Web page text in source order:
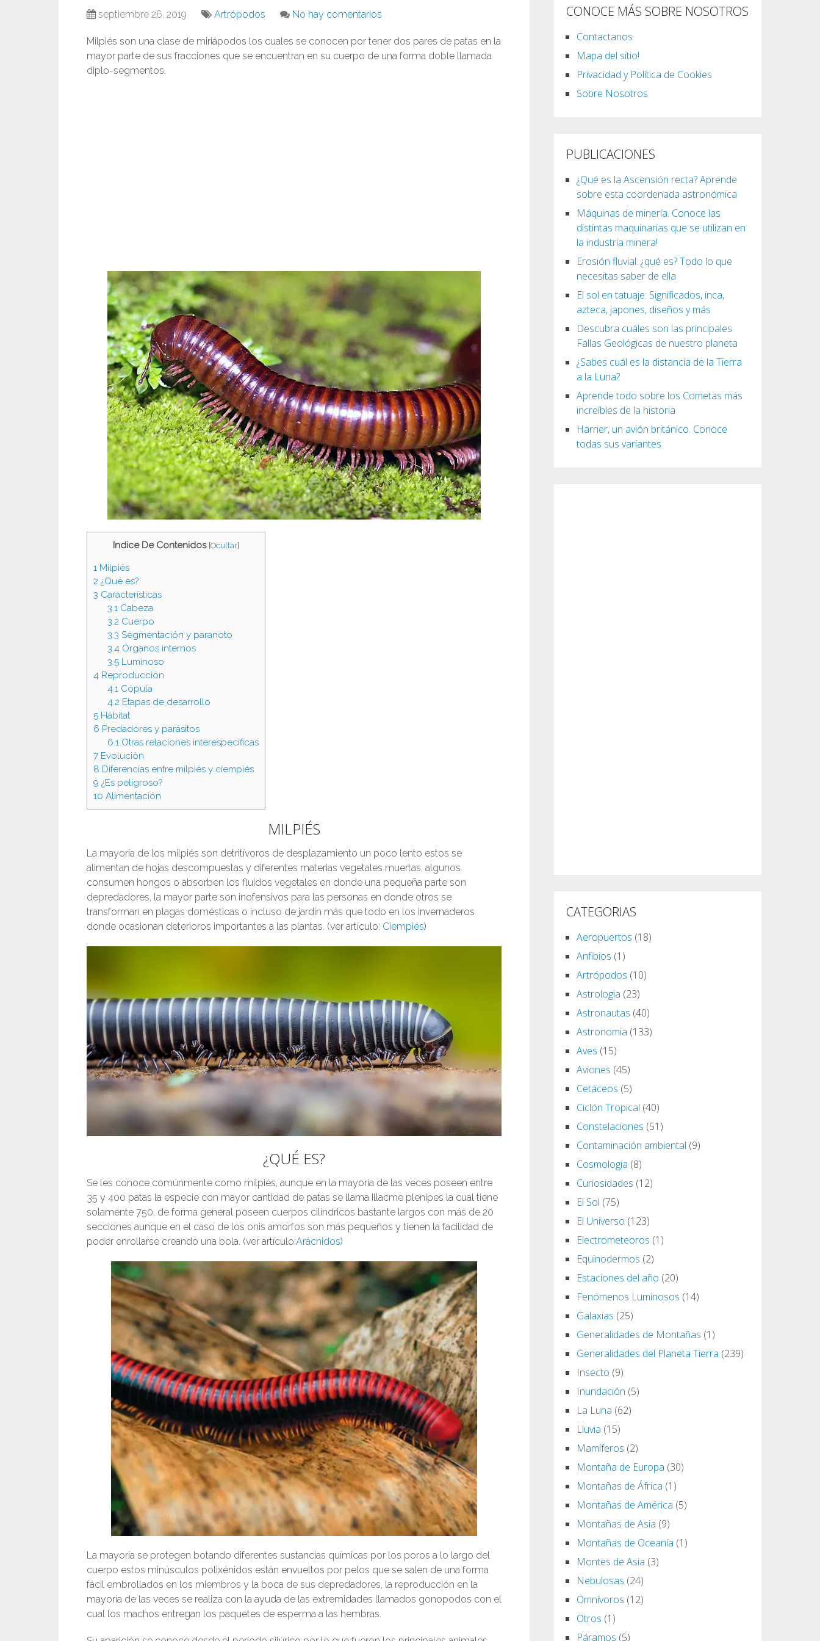
septiembre 26, 2019 Artrópodos No hay comentarios
Milpiés son una clase de miriápodos los cuales se conocen por tener dos pares de patas en la
mayor parte de sus fracciones que se encuentran en su cuerpo de una forma doble llamada
diplo-segmentos.
Indice De Contenidos [Ocultar]
1 Milpiés
2 ¿Qué es?
3 Características
3.1Cabeza
3.2 Cuerpo
3.3 Segmentación y paranoto
3.4Órganos internos
3.5Luminoso
4 Reproducción
4.1Cópula
4.2 Etapas de desarrollo
5 Hábitat
6 Predadores y parásitos
6.1Otras relaciones interespecíficas
7 Evolución
8 Diferencias entre milpiés y ciempiés
9 ¿Es peligroso?
10 Alimentación
MILPIÉS
La mayoría de los milpiés son detritívoros de desplazamiento un poco lento estos se
alimentan de hojas descompuestas y diferentes materias vegetales muertas, algunos
consumen hongos o absorben los fluidos vegetales en donde una pequeña parte son
depredadores, la mayor parte son inofensivos para las personas en donde otros se
transforman en plagas domésticas o incluso de jardín más que todo en los invernaderos
donde ocasionan deterioros importantes a las plantas. (ver artículo: Ciempiés)
¿QUÉ ES?
Se les conoce comúnmente como milpiés, aunque en la mayoría de las veces poseen entre
35 y 400 patas la especie con mayor cantidad de patas se llama Illacme plenipes la cual tiene
solamente 750, de forma general poseen cuerpos cilíndricos bastante largos con más de 20
secciones aunque en el caso de los onis amorfos son más pequeños y tienen la facilidad de
poder enrollarse creando una bola. (ver artículo:Arácnidos)
La mayoría se protegen botando diferentes sustancias químicas por los poros a lo largo del
cuerpo estos minúsculos polixénidos están envueltos por pelos que se salen de una forma
fácil embrollados en los miembros y la boca de sus depredadores, la reproducción en la
mayoría de las veces se realiza con la ayuda de las extremidades llamados gonopodos con el
cual los machos entregan los paquetes de esperma a las hembras.
CONOCE MÁS SOBRE NOSOTROS
Contactanos
Mapa del sitio!
Privacidad y Política de Cookies
Sobre Nosotros
PUBLICACIONES
¿Qué es la Ascensión recta? Aprende
sobre esta coordenada astronómica
Máquinas de minería. Conoce las
distintas maquinarias que se utilizan en
la industria minera!
Erosión fluvial: ¿qué es? Todo lo que
necesitas saber de ella
El sol en tatuaje: Significados, inca,
azteca, japones, diseños y más
Descubra cuáles son las principales
Fallas Geológicas de nuestro planeta
¿Sabes cuál es la distancia de la Tierra
a la Luna?
Aprende todo sobre los Cometas más
increíbles de la historia
Harrier, un avión británico. Conoce
todas sus variantes
CATEGORIAS
Aeropuertos (18)
Anfibios (1)
Artrópodos (10)
Astrologia (23)
Astronautas (40)
Astronomia (133)
Aves (15)
Aviones (45)
Cetáceos (5)
Ciclón Tropical (40)
Constelaciones (51)
Contaminación ambiental (9)
Cosmologia (8)
Curiosidades (12)
El Sol (75)
El Universo (123)
Electrometeoros (1)
Equinodermos (2)
Estaciones del año (20)
Fenómenos Luminosos (14)
Galaxias (25)
Generalidades de Montañas (1)
Generalidades del Planeta Tierra (239)
Insecto (9)
Inundación (5)
La Luna (62)
Lluvia (15)
Mamíferos (2)
Montaña de Europa (30)
Montañas de África (1)
Montañas de América (5)
Montañas de Asia (9)
Montañas de Oceanía (1)
Montes de Asia (3)
Nebulosas (24)
Omnívoros (12)
Otros (1)
Páramos (5)